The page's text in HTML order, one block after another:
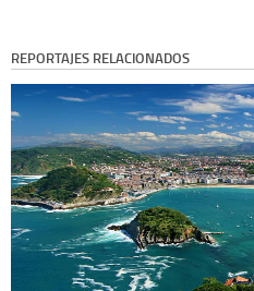
REPORTAJES RELACIONADOS